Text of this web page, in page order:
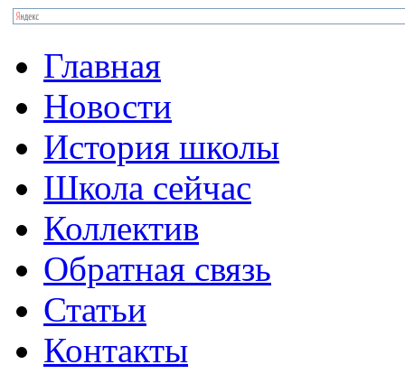
Главная
Новости
История школы
Школа сейчас
Коллектив
Обратная связь
Статьи
Контакты